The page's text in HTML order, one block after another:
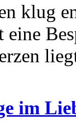
klug
eine
im